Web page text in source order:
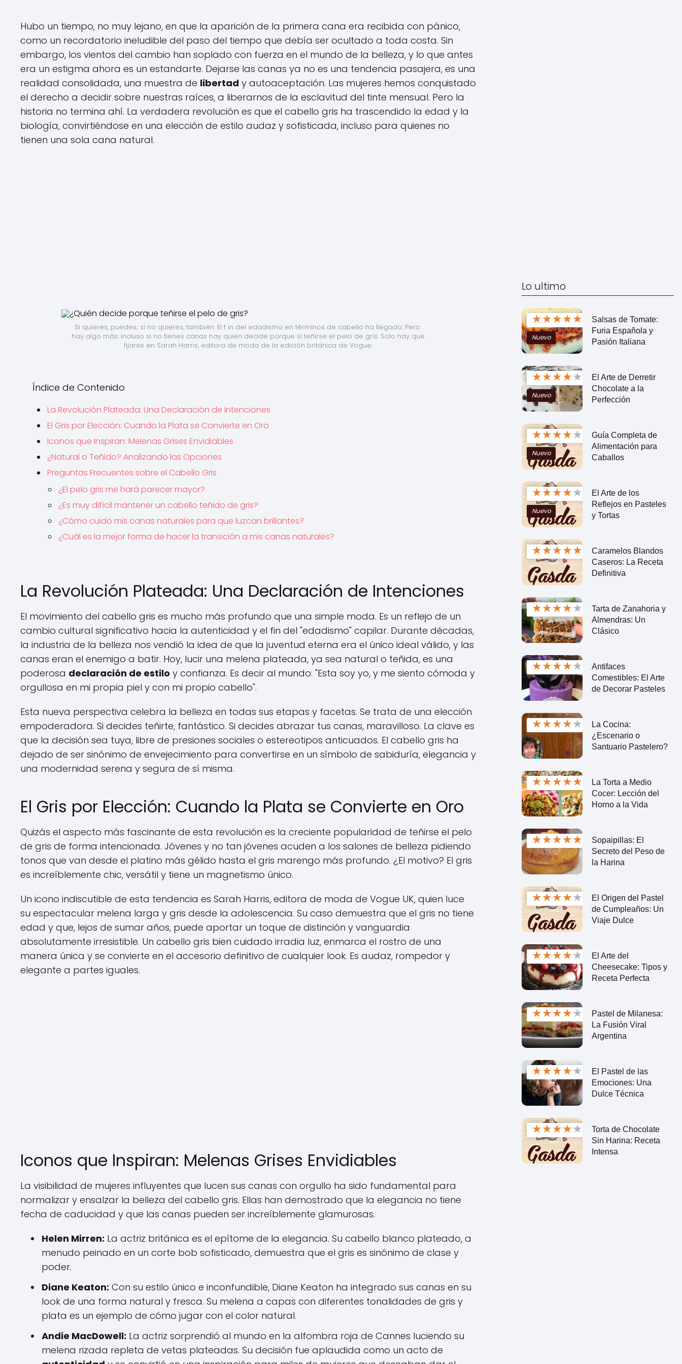
Hubo un tiempo, no muy lejano, en que la aparición de la primera cana era recibida con pánico,
como un recordatorio ineludible del paso del tiempo que debía ser ocultado a toda costa. Sin
embargo, los vientos del cambio han soplado con fuerza en el mundo de la belleza, y lo que antes
era un estigma ahora es un estandarte. Dejarse las canas ya no es una tendencia pasajera, es una
realidad consolidada, una muestra de libertad y autoaceptación. Las mujeres hemos conquistado
el derecho a decidir sobre nuestras raíces, a liberarnos de la esclavitud del tinte mensual. Pero la
historia no termina ahí. La verdadera revolución es que el cabello gris ha trascendido la edad y la
biología, convirtiéndose en una elección de estilo audaz y sofisticada, incluso para quienes no
tienen una sola cana natural.
Si quieres, puedes; si no quieres, también. El f in del edadismo en términos de cabello ha llegado. Pero
hay algo más: incluso si no tienes canas hay quien decide porque sí teñirse el pelo de gris. Solo hay que
fijarse en Sarah Harris, editora de moda de la edición británica de Vogue.
Índice de Contenido
La Revolución Plateada: Una Declaración de Intenciones
El Gris por Elección: Cuando la Plata se Convierte en Oro
Iconos que Inspiran: Melenas Grises Envidiables
¿Natural o Teñido? Analizando las Opciones
Preguntas Frecuentes sobre el Cabello Gris
¿El pelo gris me hará parecer mayor?
¿Es muy difícil mantener un cabello teñido de gris?
¿Cómo cuido mis canas naturales para que luzcan brillantes?
¿Cuál es la mejor forma de hacer la transición a mis canas naturales?
La Revolución Plateada: Una Declaración de Intenciones
El movimiento del cabello gris es mucho más profundo que una simple moda. Es un reflejo de un
cambio cultural significativo hacia la autenticidad y el fin del "edadismo" capilar. Durante décadas,
la industria de la belleza nos vendió la idea de que la juventud eterna era el único ideal válido, y las
canas eran el enemigo a batir. Hoy, lucir una melena plateada, ya sea natural o teñida, es una
poderosa declaración de estilo y confianza. Es decir al mundo: "Esta soy yo, y me siento cómoda y
orgullosa en mi propia piel y con mi propio cabello".
Esta nueva perspectiva celebra la belleza en todas sus etapas y facetas. Se trata de una elección
empoderadora. Si decides teñirte, fantástico. Si decides abrazar tus canas, maravilloso. La clave es
que la decisión sea tuya, libre de presiones sociales o estereotipos anticuados. El cabello gris ha
dejado de ser sinónimo de envejecimiento para convertirse en un símbolo de sabiduría, elegancia y
una modernidad serena y segura de sí misma.
El Gris por Elección: Cuando la Plata se Convierte en Oro
Quizás el aspecto más fascinante de esta revolución es la creciente popularidad de teñirse el pelo
de gris de forma intencionada. Jóvenes y no tan jóvenes acuden a los salones de belleza pidiendo
tonos que van desde el platino más gélido hasta el gris marengo más profundo. ¿El motivo? El gris
es increíblemente chic, versátil y tiene un magnetismo único.
Un icono indiscutible de esta tendencia es Sarah Harris, editora de moda de Vogue UK, quien luce
su espectacular melena larga y gris desde la adolescencia. Su caso demuestra que el gris no tiene
edad y que, lejos de sumar años, puede aportar un toque de distinción y vanguardia
absolutamente irresistible. Un cabello gris bien cuidado irradia luz, enmarca el rostro de una
manera única y se convierte en el accesorio definitivo de cualquier look. Es audaz, rompedor y
elegante a partes iguales.
Iconos que Inspiran: Melenas Grises Envidiables
La visibilidad de mujeres influyentes que lucen sus canas con orgullo ha sido fundamental para
normalizar y ensalzar la belleza del cabello gris. Ellas han demostrado que la elegancia no tiene
fecha de caducidad y que las canas pueden ser increíblemente glamurosas.
Helen Mirren: La actriz británica es el epítome de la elegancia. Su cabello blanco plateado, a
menudo peinado en un corte bob sofisticado, demuestra que el gris es sinónimo de clase y
poder.
Diane Keaton: Con su estilo único e inconfundible, Diane Keaton ha integrado sus canas en su
look de una forma natural y fresca. Su melena a capas con diferentes tonalidades de gris y
plata es un ejemplo de cómo jugar con el color natural.
Andie MacDowell: La actriz sorprendió al mundo en la alfombra roja de Cannes luciendo su
melena rizada repleta de vetas plateadas. Su decisión fue aplaudida como un acto de
Lo ultimo
★★★★★
Nuevo
Salsas de Tomate:
Furia Española y
Pasión Italiana
★★★★★
Nuevo
El Arte de Derretir
Chocolate a la
Perfección
★★★★★
Nuevo
Guía Completa de
Alimentación para
Caballos
★★★★★
Nuevo
El Arte de los
Reflejos en Pasteles
y Tortas
★★★★★
Caramelos Blandos
Caseros: La Receta
Definitiva
★★★★★
Tarta de Zanahoria y
Almendras: Un
Clásico
★★★★★
Antifaces
Comestibles: El Arte
de Decorar Pasteles
★★★★★
La Cocina:
¿Escenario o
Santuario Pastelero?
★★★★★
La Torta a Medio
Cocer: Lección del
Horno a la Vida
★★★★★
Sopaipillas: El
Secreto del Peso de
la Harina
★★★★★
El Origen del Pastel
de Cumpleaños: Un
Viaje Dulce
★★★★★
El Arte del
Cheesecake: Tipos y
Receta Perfecta
★★★★★
Pastel de Milanesa:
La Fusión Viral
Argentina
★★★★★
El Pastel de las
Emociones: Una
Dulce Técnica
★★★★★
Torta de Chocolate
Sin Harina: Receta
Intensa